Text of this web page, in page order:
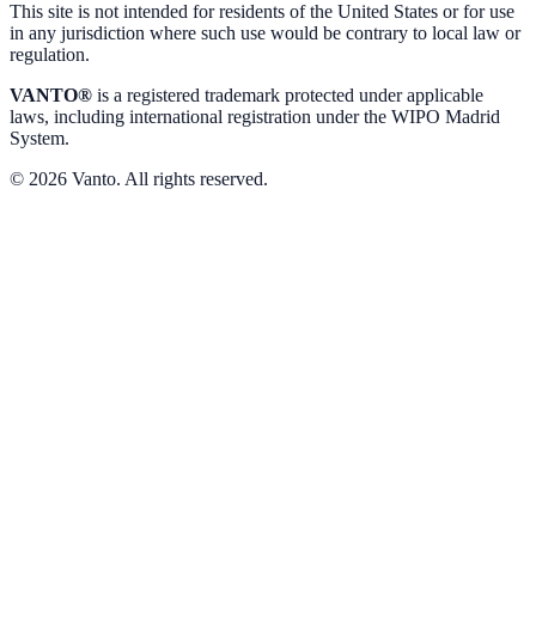
This site is not intended for residents of the United States or for use
in any jurisdiction where such use would be contrary to local law or
regulation.
VANTO® is a registered trademark protected under applicable
laws, including international registration under the WIPO Madrid
System.
© 2026 Vanto. All rights reserved.